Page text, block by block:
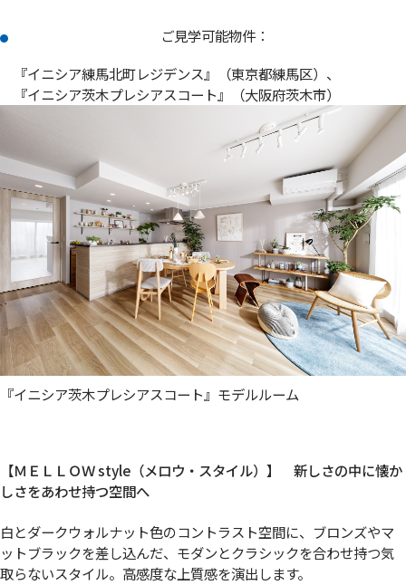
ご見学可能物件：
『イニシア練馬北町レジデンス』（東京都練馬区）、
『イニシア茨木プレシアスコート』（大阪府茨木市）
『イニシア茨木プレシアスコート』モデルルーム
【ＭＥＬＬＯＷ style（メロウ・スタイル）】 新しさの中に懐か
しさをあわせ持つ空間へ
白とダークウォルナット色のコントラスト空間に、ブロンズやマ
ットブラックを差し込んだ、モダンとクラシックを合わせ持つ気
取らないスタイル。高感度な上質感を演出します。